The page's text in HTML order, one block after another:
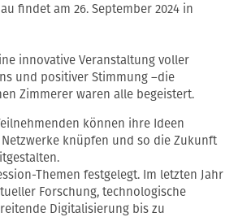
findet am 26. September 2024 in
innovative Veranstaltung voller
und positiver Stimmung –die
Zimmerer waren alle begeistert.
können ihre Ideen
knüpfen und so die Zukunft
Themen festgelegt. Im letzten Jahr
Forschung, technologische
Digitalisierung bis zu